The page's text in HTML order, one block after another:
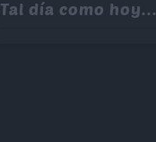
Tal día como hoy...